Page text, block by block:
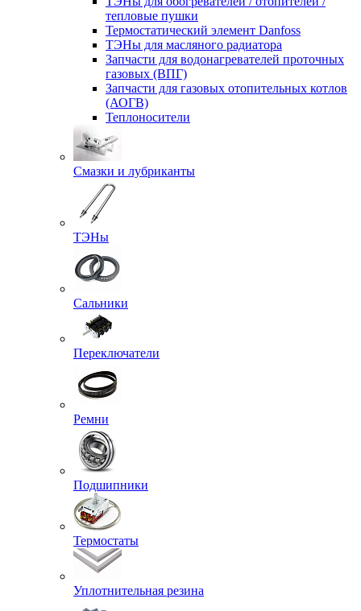
тепловые пушки
Термостатический элемент Danfoss
ТЭНы для масляного радиатора
Запчасти для водонагревателей проточных
газовых (ВПГ)
Запчасти для газовых отопительных котлов
(АОГВ)
Теплоносители
Смазки и лубриканты
ТЭНы
Сальники
Переключатели
Ремни
Подшипники
Термостаты
Уплотнительная резина